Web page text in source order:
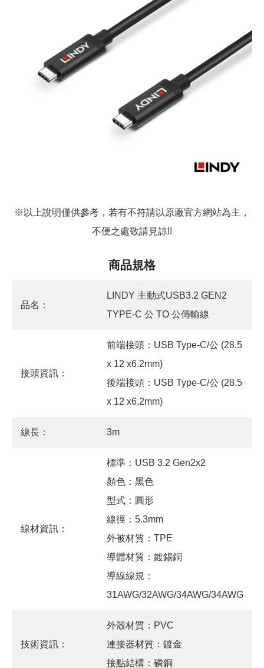
※以上說明僅供參考，若有不符請以原廠官方網站為主，
不便之處敬請見諒!!
商品規格
品名：
LINDY 主動式USB3.2 GEN2
TYPE-C 公 TO 公傳輸線
接頭資訊：
前端接頭：USB Type-C/公 (28.5
x 12 x6.2mm)
後端接頭：USB Type-C/公 (28.5
x 12 x6.2mm)
線長： 3m
線材資訊：
標準：USB 3.2 Gen2x2
顏色：黑色
型式：圓形
線徑：5.3mm
外被材質：TPE
導體材質：鍍錫銅
導線線規：
31AWG/32AWG/34AWG/34AWG
技術資訊：
外殼材質：PVC
連接器材質：鍍金
接點結構：磷銅